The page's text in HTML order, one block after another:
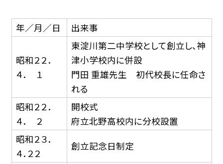
年／月／日 出来事
昭和２２．
４． １
東淀川第二中学校として創立し、神
津小学校内に併設
門田 重雄先生 初代校長に任命さ
れる
昭和２２．
４． ２
開校式
府立北野高校内に分校設置
昭和２３．
４．２２
創立記念日制定